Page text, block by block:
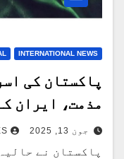
INTERNATIONAL NEWS
پاکستان کی
مذمت، ایران
جون 13, 2025
پاکستان نے